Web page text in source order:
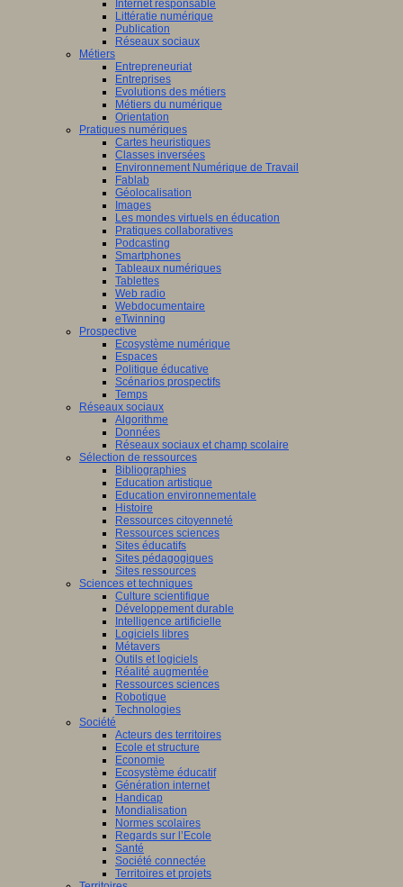
Internet responsable
Littératie numérique
Publication
Réseaux sociaux
Métiers
Entrepreneuriat
Entreprises
Evolutions des métiers
Métiers du numérique
Orientation
Pratiques numériques
Cartes heuristiques
Classes inversées
Environnement Numérique de Travail
Fablab
Géolocalisation
Images
Les mondes virtuels en éducation
Pratiques collaboratives
Podcasting
Smartphones
Tableaux numériques
Tablettes
Web radio
Webdocumentaire
eTwinning
Prospective
Ecosystème numérique
Espaces
Politique éducative
Scénarios prospectifs
Temps
Réseaux sociaux
Algorithme
Données
Réseaux sociaux et champ scolaire
Sélection de ressources
Bibliographies
Education artistique
Education environnementale
Histoire
Ressources citoyenneté
Ressources sciences
Sites éducatifs
Sites pédagogiques
Sites ressources
Sciences et techniques
Culture scientifique
Développement durable
Intelligence artificielle
Logiciels libres
Métavers
Outils et logiciels
Réalité augmentée
Ressources sciences
Robotique
Technologies
Société
Acteurs des territoires
Ecole et structure
Economie
Ecosystème éducatif
Génération internet
Handicap
Mondialisation
Normes scolaires
Regards sur l’Ecole
Santé
Société connectée
Territoires et projets